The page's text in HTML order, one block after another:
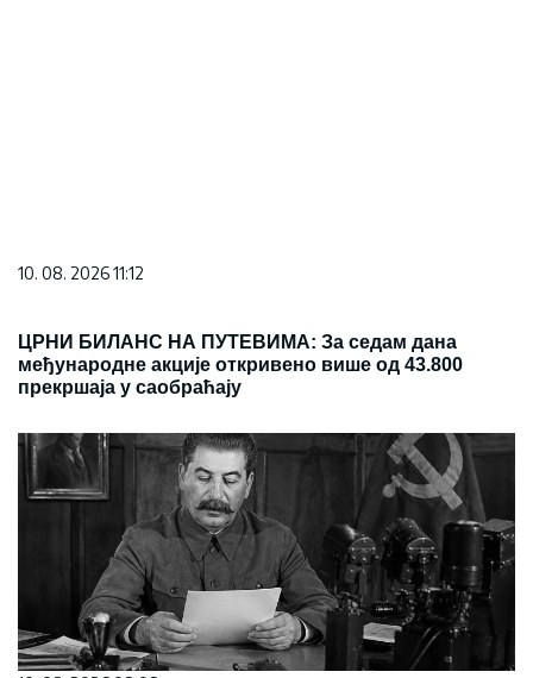
10. 08. 2026 11:12
ЦРНИ БИЛАНС НА ПУТЕВИМА: За седам дана
међународне акције откривено више од 43.800
прекршаја у саобраћају